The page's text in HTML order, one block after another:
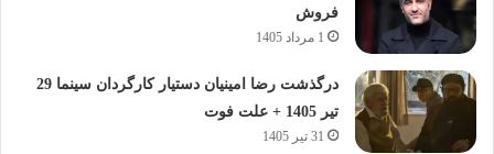
فروش
1 مرداد 1405
درگذشت رضا امینیان دستیار کارگردان سینما 29
تیر 1405 + علت فوت
31 تیر 1405